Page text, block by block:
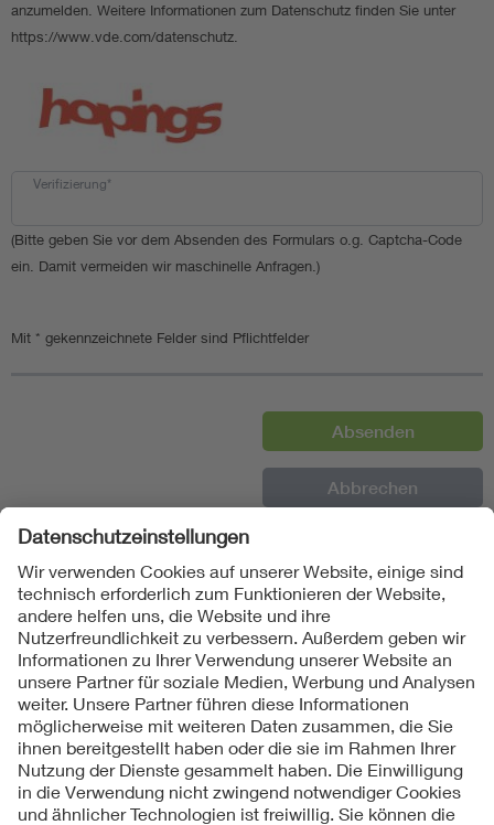
anzumelden. Weitere Informationen zum Datenschutz finden Sie unter
https://www.vde.com/datenschutz.
Verifizierung*
(Bitte geben Sie vor dem Absenden des Formulars o.g. Captcha-Code
ein. Damit vermeiden wir maschinelle Anfragen.)
Mit * gekennzeichnete Felder sind Pflichtfelder
Folgen Sie uns
Kontakte